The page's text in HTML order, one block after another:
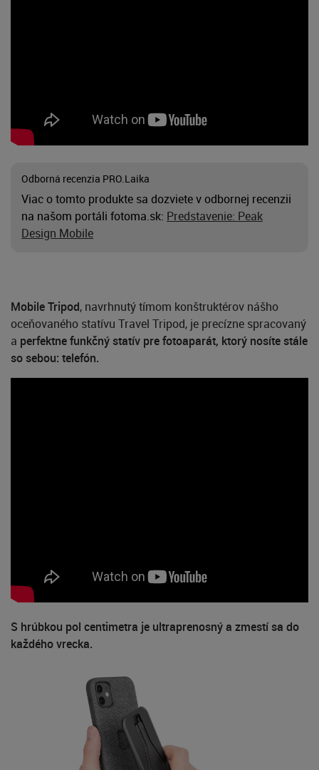
Odborná recenzia PRO.Laika
Viac o tomto produkte sa dozviete v odbornej recenzii
na našom portáli fotoma.sk: Predstavenie: Peak
Design Mobile
Mobile Tripod, navrhnutý tímom konštruktérov nášho
oceňovaného statívu Travel Tripod, je precízne spracovaný
a perfektne funkčný statív pre fotoaparát, ktorý nosíte stále
so sebou: telefón.
S hrúbkou pol centimetra je ultraprenosný a zmestí sa do
každého vrecka.